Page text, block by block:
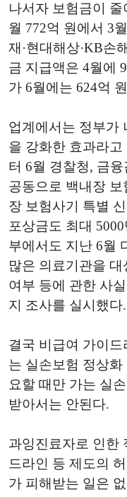
나서자 보험금이
월 772억 원에서 3
재·현대해상·KB손
금 지급액은 4월에
가 6월에는 624억
업계에서는 정부가
을 강화한 효과라
터 6월 경찰청, 금
공동으로 백내장 보
장 보험사기 특별
포상금도 최대
부에서도 지난 6월
많은 의료기관을
여부 등에 관한 사
지 조사를 실시했다.
결국 비급여 가이드
는 실손보험 정상
요할 때만 가는 실
받아서는 안된다.
과잉진료자로 인한
드라인 등 제도의
가 피해받는 일은